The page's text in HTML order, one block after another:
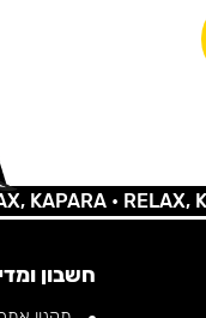
•RELAX,
חשבון